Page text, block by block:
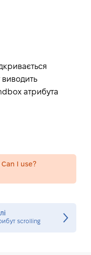
атрибута
Can I use?
scrolling